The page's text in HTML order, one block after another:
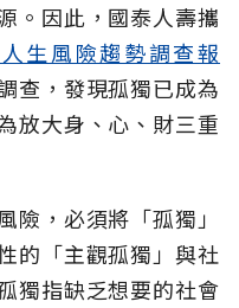
。因此，國泰人壽攜
生風險趨勢調查報
查，發現孤獨已成為
放大身、心、財三重
險，必須將「孤獨」
的「主觀孤獨」與社
獨指缺乏想要的社會